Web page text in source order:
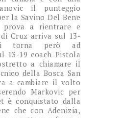
il punteggio
la Savino Del Bene
prova a rientrare e
Cruz arriva sul 13-
torna però ad
13-19 coach Pistola
a chiamare il
della Bosca San
a cambiare il volto
Markovic per
è conquistato dalla
che con Adenizia,